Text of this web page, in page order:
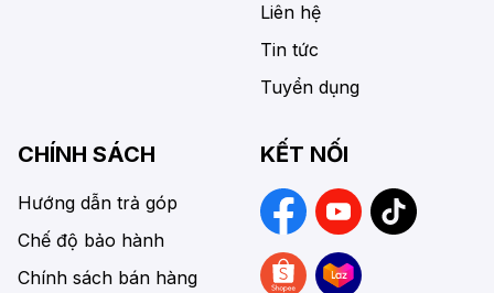
Liên hệ
Tin tức
Tuyển dụng
CHÍNH SÁCH
Hướng dẫn trả góp
Chế độ bảo hành
Chính sách bán hàng
KẾT NỐI